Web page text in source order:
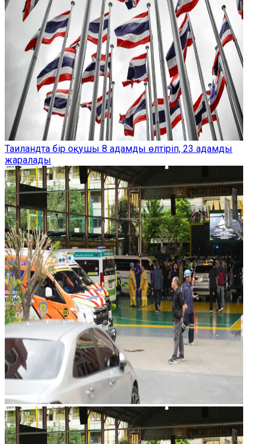
Таиландта бір оқушы 8 адамды өлтіріп, 23 адамды
жаралады